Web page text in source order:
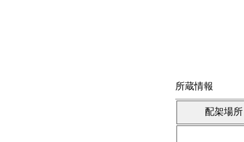
所蔵情報
配架場所